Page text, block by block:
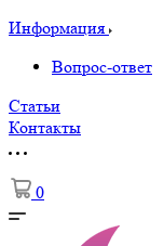
Информация
Вопрос-ответ
Статьи
Контакты
0